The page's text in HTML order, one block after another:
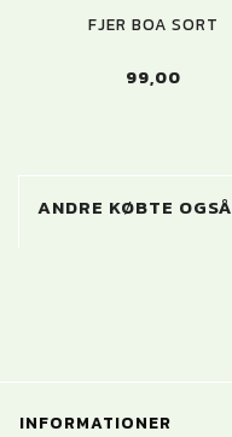
FJER BOA SORT
99,00
ANDRE KØBTE OGSÅ
INFORMATIONER